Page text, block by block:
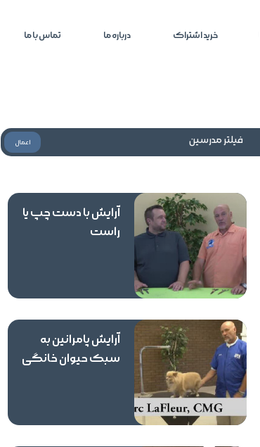
خرید اشتراک درباره ما تماس با ما
فیلتر مدرسین اعمال
آرایش با دست چپ یا
راست
آرایش پامرانین به
سبک حیوان خانگی